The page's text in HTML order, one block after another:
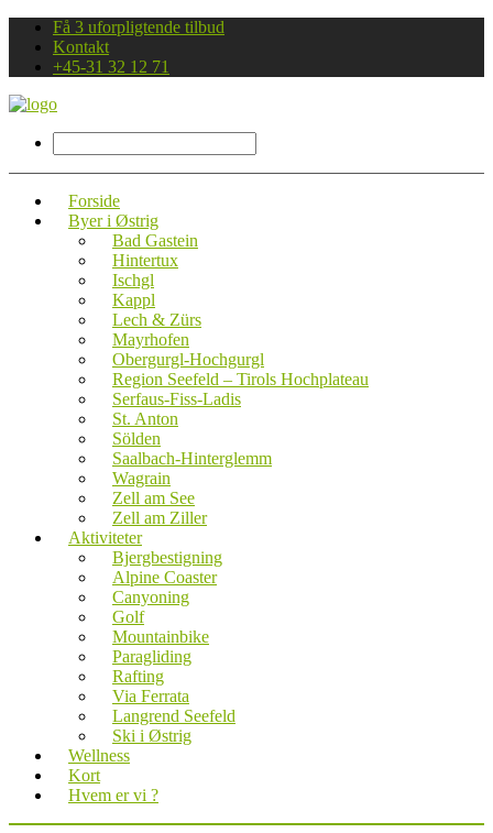
Få 3 uforpligtende tilbud
Kontakt
+45-31 32 12 71
Forside
Byer i Østrig
Bad Gastein
Hintertux
Ischgl
Kappl
Lech & Zürs
Mayrhofen
Obergurgl-Hochgurgl
Region Seefeld – Tirols Hochplateau
Serfaus-Fiss-Ladis
St. Anton
Sölden
Saalbach-Hinterglemm
Wagrain
Zell am See
Zell am Ziller
Aktiviteter
Bjergbestigning
Alpine Coaster
Canyoning
Golf
Mountainbike
Paragliding
Rafting
Via Ferrata
Langrend Seefeld
Ski i Østrig
Wellness
Kort
Hvem er vi ?